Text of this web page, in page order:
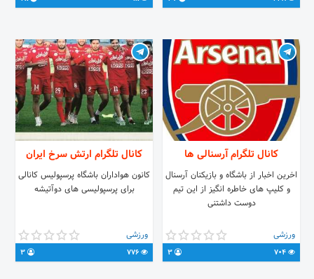
کانال تلگرام آرسنالی ها
اخرین اخبار از باشگاه و بازیکنان آرسنال
و کلیپ های خاطره انگیز از این تیم
دوست داشتنی
ورزشی
کانال تلگرام ارتش سرخ ایران
کانون هواداران باشگاه پرسپولیس کانالی
برای پرسپولیسی های دوآتیشه
ورزشی